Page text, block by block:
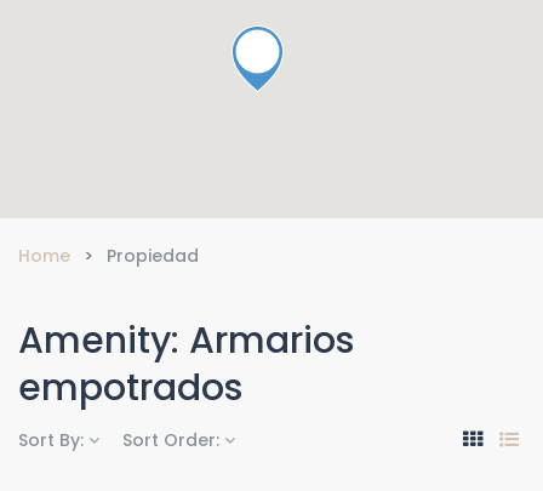
Home Propiedad
Amenity: Armarios
empotrados
Sort By: Sort Order: